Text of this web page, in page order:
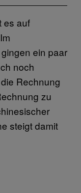
es auf
gingen ein paar
noch
Rechnung
zu
steigt damit